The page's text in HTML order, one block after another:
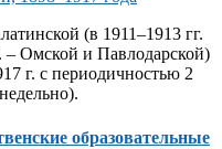
(в 1911–1913 гг.
Омской и Павлодарской)
г. с периодичностью 2
образовательные